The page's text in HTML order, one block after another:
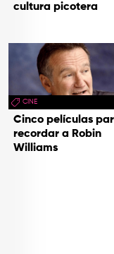
cultura picotera
CINE
Cinco películas
recordar a Robin
Williams